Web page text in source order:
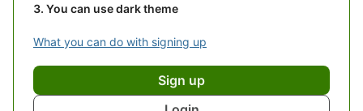
You can use dark theme
What you can do with signing up
Sign up